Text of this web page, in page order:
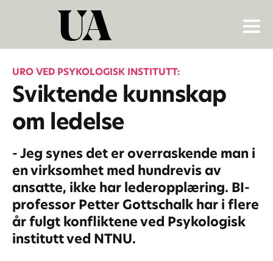
URO VED PSYKOLOGISK INSTITUTT:
Sviktende kunnskap
om ledelse
- Jeg synes det er overraskende man i
en virksomhet med hundrevis av
ansatte, ikke har lederopplæring. BI-
professor Petter Gottschalk har i flere
år fulgt konfliktene ved Psykologisk
institutt ved NTNU.